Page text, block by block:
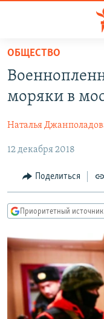
упрощенного
доступа
основному
Вернутся
главной
навигации
Вернутся
поиску
АВТОРСКИЕ
ЦИТАТЫ СВОБОДЫ
МНЕНИЯ
КУЛЬТУРА
IDEL.РЕАЛИИ
КАВКАЗ.РЕАЛИИ
СЕВЕР.РЕАЛИИ
СИБИРЬ.РЕАЛИИ
РАСПИСАНИЕ
ПОДПИШИТЕСЬ НА
ОБЩЕСТВО
моряки в
Наталья
12 декабря 2018
Поделиться
Приоритетный